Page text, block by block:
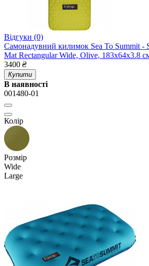
Відгуки (0)
Самонадувний килимок Sea To Summit -
Mat Rectangular Wide, Olive, 183x64x3.8
3400 ₴
Купити
В наявності
001480-01
Колір
Розмір
Wide
Large